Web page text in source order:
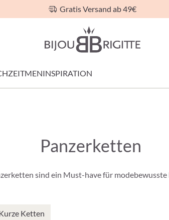
Gratis Versand ab 49€
MENINSPIRATION
Panzerketten
sind ein Must-have für
Ketten